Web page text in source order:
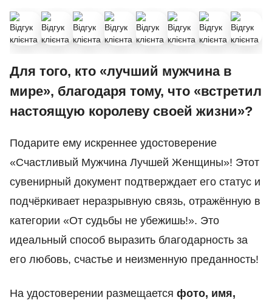
Для того, кто «лучший мужчина в
мире», благодаря тому, что «встретил
настоящую королеву своей жизни»?
Подарите ему искреннее удостоверение
«Счастливый Мужчина Лучшей Женщины»! Этот
сувенирный документ подтверждает его статус и
подчёркивает неразрывную связь, отражённую в
категории «От судьбы не убежишь!». Это
идеальный способ выразить благодарность за
его любовь, счастье и неизменную преданность!
На удостоверении размещается фото, имя,